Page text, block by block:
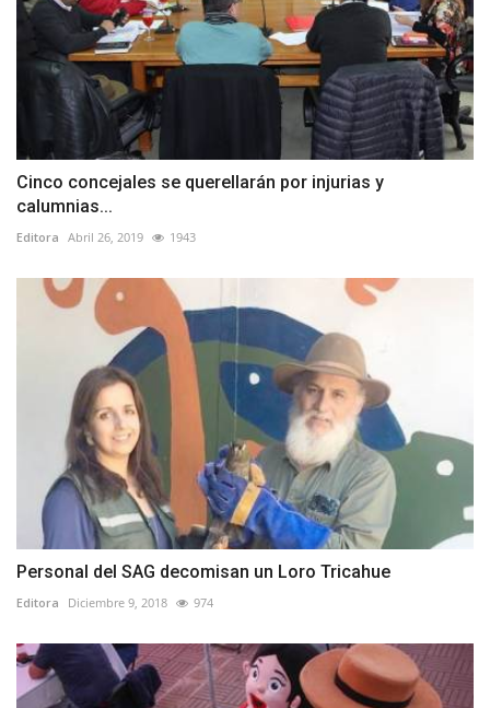
Cinco concejales se querellarán por injurias y
calumnias...
Editora Abril 26, 2019 1943
Personal del SAG decomisan un Loro Tricahue
Editora Diciembre 9, 2018 974